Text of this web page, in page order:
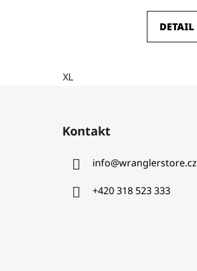
DETAIL
XL
Kontakt
info@wranglerstore.cz
+420 318 523 333